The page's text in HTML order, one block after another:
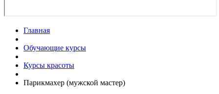
Главная
Обучающие курсы
Курсы красоты
Парикмахер (мужской мастер)